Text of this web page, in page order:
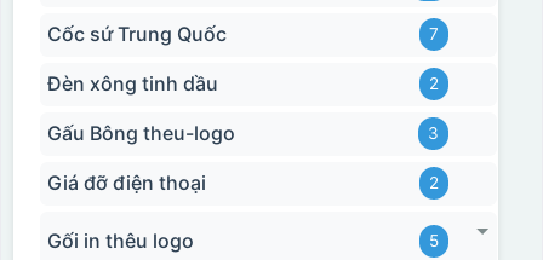
Hộp xi biểu trưng
Cốc sứ Trung Quốc 7
Đèn xông tinh dầu 2
Gấu Bông theu-logo 3
Giá đỡ điện thoại 2
Gối in thêu logo 5